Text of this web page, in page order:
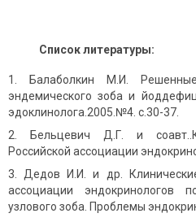
Список литературы:
Балаболкин М.И.
эндемического зоба и
эдоклинолога.2005.№4. с.30-37.
Бельцевич Д.Г. и
Российской ассоциации
Дедов И.И. и др.
ассоциации эндокринологов
узлового зоба. Проблемы